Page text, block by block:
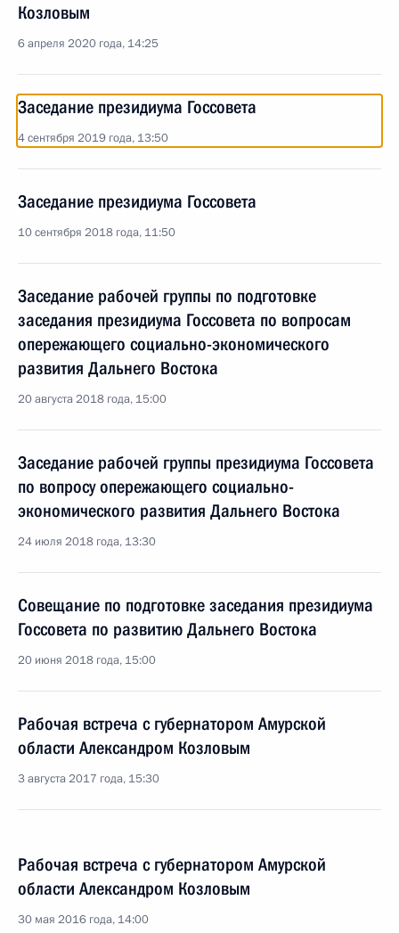
Козловым
6 апреля 2020 года, 14:25
Заседание президиума Госсовета
4 сентября 2019 года, 13:50
Заседание президиума Госсовета
10 сентября 2018 года, 11:50
Заседание рабочей группы по подготовке
заседания президиума Госсовета по вопросам
опережающего социально-экономического
развития Дальнего Востока
20 августа 2018 года, 15:00
Заседание рабочей группы президиума Госсовета
по вопросу опережающего социально-
экономического развития Дальнего Востока
24 июля 2018 года, 13:30
Совещание по подготовке заседания президиума
Госсовета по развитию Дальнего Востока
20 июня 2018 года, 15:00
Рабочая встреча с губернатором Амурской
области Александром Козловым
3 августа 2017 года, 15:30
Рабочая встреча с губернатором Амурской
области Александром Козловым
30 мая 2016 года, 14:00